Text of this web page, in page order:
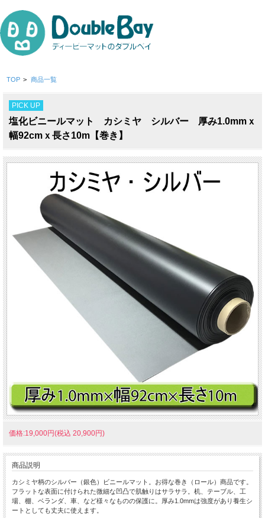
TOP > 商品一覧
PICK UP
塩化ビニールマット カシミヤ シルバー 厚み1.0mmｘ
幅92cmｘ長さ10m【巻き】
価格:19,000円(税込 20,900円)
商品説明
カシミヤ柄のシルバー（銀色）ビニールマット。お得な巻き（ロール）商品です。
フラットな表面に付けられた微細な凹凸で肌触りはサラサラ。机、テーブル、工
場、棚、ベランダ、車、など様々なものの保護に。厚み1.0mmは強度があり養生シ
ートとしても丈夫に使えます。